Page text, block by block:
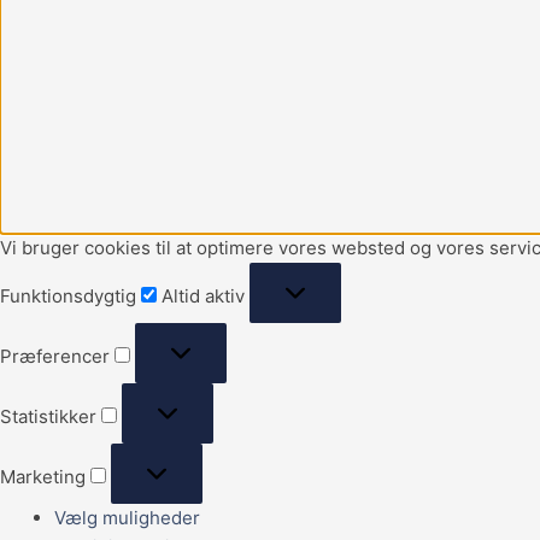
Vi bruger cookies til at optimere vores websted og vores
Funktionsdygtig Altid aktiv
Præferencer
Statistikker
Marketing
Vælg muligheder